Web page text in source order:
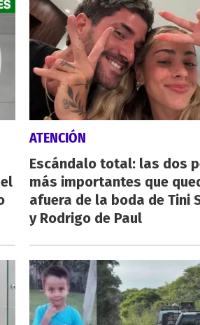
ATENCIÓN
Escándalo total: las dos
más importantes que
afuera de la boda de Tini
y Rodrigo de Paul